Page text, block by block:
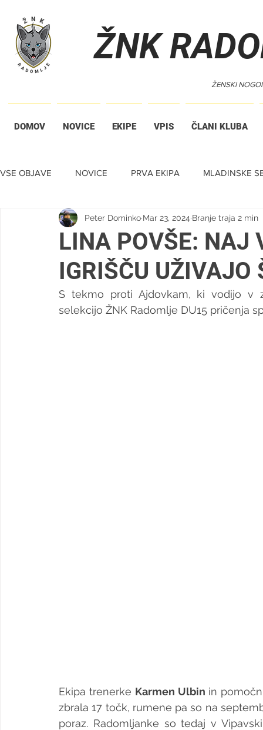
ŽNK
ŽENSKI
DOMOV NOVICE EKIPE VPIS ČLANI KLUBA
VSE OBJAVE NOVICE PRVA EKIPA MLADINSKE
TIHA DRAŽBA
LINA POVŠE: NAJ
IGRIŠČU UŽIVAJO
Peter Dominko Mar 23, 2024 Branje traja 2 min
S tekmo proti Ajdovkam, ki vodijo v
selekcijo ŽNK Radomlje DU15 pričenja
Ekipa trenerke Karmen Ulbin in
zbrala 17 točk, rumene pa so na
poraz. Radomljanke so tedaj v